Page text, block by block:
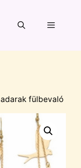
fülbevaló